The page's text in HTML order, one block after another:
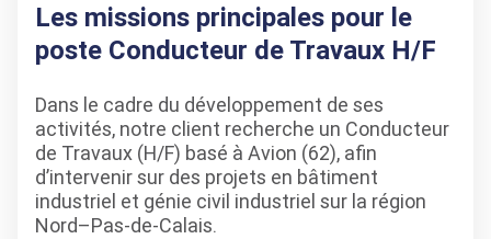
Les missions principales pour le
poste Conducteur de Travaux H/F
Dans le cadre du développement de ses
activités, notre client recherche un Conducteur
de Travaux (H/F) basé à Avion (62), afin
d’intervenir sur des projets en bâtiment
industriel et génie civil industriel sur la région
Nord–Pas-de-Calais.